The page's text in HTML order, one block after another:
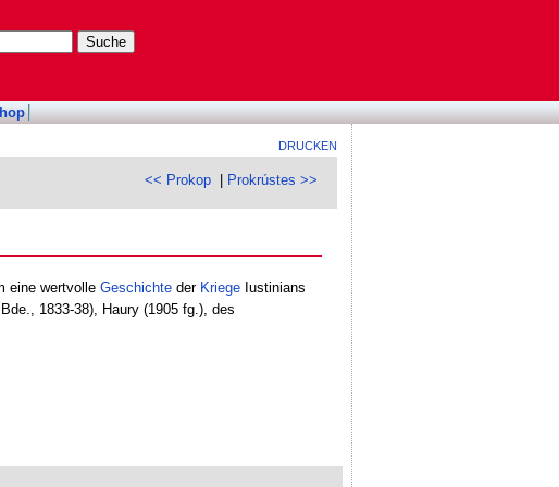
DRUCKEN
<< Prokop Prokrústes >>
eine wertvolle Geschichteder KriegeIustinians
1833-38), Haury (1905 fg.), des